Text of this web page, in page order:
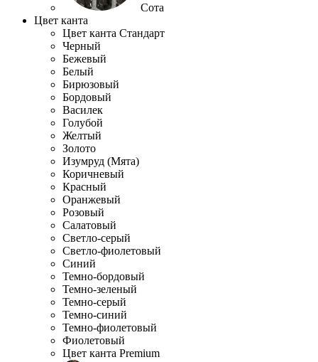
Сота
Цвет канта
Цвет канта Стандарт
Черный
Бежевый
Белый
Бирюзовый
Бордовый
Василек
Голубой
Желтый
Золото
Изумруд (Мята)
Коричневый
Красный
Оранжевый
Розовый
Салатовый
Светло-серый
Светло-фиолетовый
Синий
Темно-бордовый
Темно-зеленый
Темно-серый
Темно-синий
Темно-фиолетовый
Фиолетовый
Цвет канта Premium